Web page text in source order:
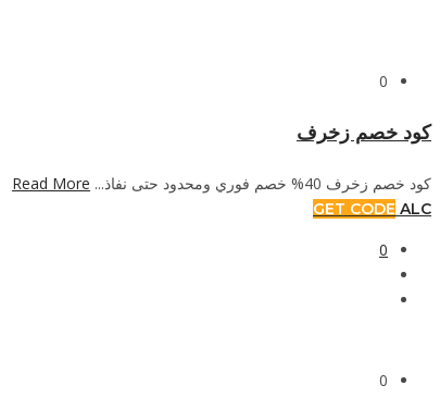
0
كود خصم زخرف
كود خصم زخرف 40% خصم فوري ومحدود حتى نفاذ... Read More
GET CODE ALC
0
0